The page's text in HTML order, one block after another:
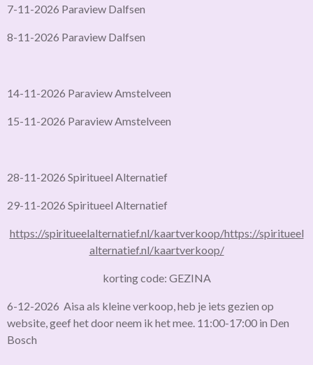
7-11-2026 Paraview Dalfsen
8-11-2026 Paraview Dalfsen
14-11-2026 Paraview Amstelveen
15-11-2026 Paraview Amstelveen
28-11-2026 Spiritueel Alternatief
29-11-2026 Spiritueel Alternatief
https://spiritueelalternatief.nl/kaartverkoop/https://spiritueel
alternatief.nl/kaartverkoop/
korting code: GEZINA
6-12-2026 Aisa als kleine verkoop, heb je iets gezien op
website, geef het door neem ik het mee. 11:00-17:00 in Den
Bosch